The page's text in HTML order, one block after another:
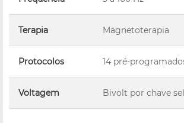
Terapia Magnetoterapia
Protocolos 14 pré-
Voltagem Bivolt por chave